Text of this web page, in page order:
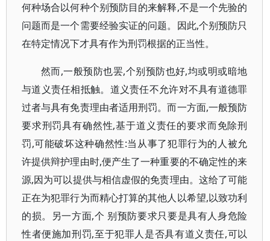
何种场合以何种个别预防目的来解释,不是一个先验的
问题而是一个需要经验实证的问题。因此,个别预防只
在特定情况下才具有作为刑罚根据的正当性。
然而,一般预防也罢,个别预防也好,均或明或暗地
与道义责任相抵触。道义责任不允许对不具有道德罪
过者与具有免责理由者适用刑罚。而一方面,一般预防
要求刑罚具有确然性,基于道义责任的要求而免除刑
罚,可能破坏这种确然性:当从事了犯罪行为的人被允
许提供辩护理由时,便产生了一种重要的不确定性的来
源,因为可以提供与相信虚假的免责理由。这给了可能
正在为犯罪行为而精心打算的其他人以希望,以致功利
的损。另一方面,个 别预防要求只要是具有人身危险
性者便施加刑罚,至于犯罪人是否具有道义责任,可以